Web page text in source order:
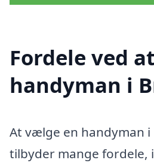
Fordele ved
handyman i
At vælge en handyman
tilbyder mange fordele,